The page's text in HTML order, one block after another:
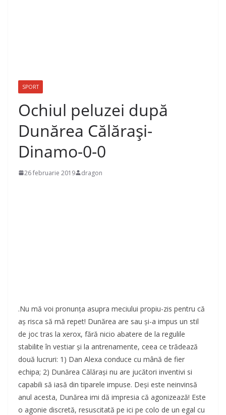
SPORT
Ochiul peluzei după
Dunărea Călărași-
Dinamo-0-0
26 februarie 2019 dragon
.Nu mă voi pronunța asupra meciului propiu-zis pentru că
aș risca să mă repet! Dunărea are sau și-a impus un stil
de joc tras la xerox, fără nicio abatere de la regulile
stabilite în vestiar și la antrenamente, ceea ce trădează
două lucruri: 1) Dan Alexa conduce cu mână de fier
echipa; 2) Dunărea Călărași nu are jucători inventivi si
capabili să iasă din tiparele impuse. Deși este neinvinsă
anul acesta, Dunărea imi dă impresia că agonizează! Este
o agonie discretă, resuscitată pe ici pe colo de un egal cu